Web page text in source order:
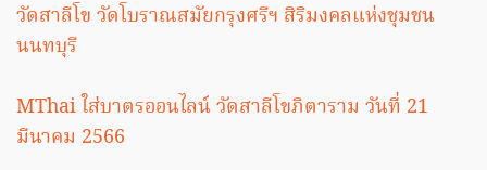
วัดสาลีโข วัดโบราณสมัยกรุงศรีฯ สิริมงคลแห่งชุมชน
นนทบุรี
MThai ใส่บาตรออนไลน์ วัดสาลีโขภิตาราม วันที่ 21
มีนาคม 2566